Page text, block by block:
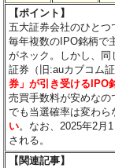
【ポイント】
五大証券会社のひと
毎年複数のIPO銘柄で
がネック。しかし、同
証券（旧:auカブコム
券」が引き受けるIPO
売買手数料が安めな
でも当選確率は変わら
い。なお、2025年2月
される。
【関連記事】